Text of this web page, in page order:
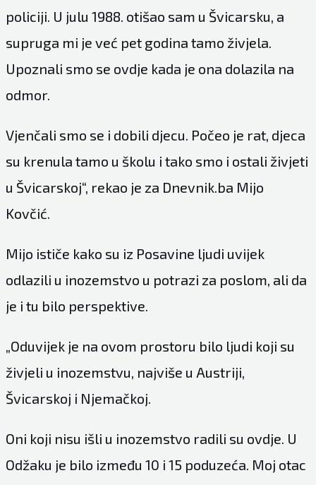
policiji. U julu 1988. otišao sam u Švicarsku, a
supruga mi je već pet godina tamo živjela.
Upoznali smo se ovdje kada je ona dolazila na
odmor.
Vjenčali smo se i dobili djecu. Počeo je rat, djeca
su krenula tamo u školu i tako smo i ostali živjeti
u Švicarskoj“, rekao je za Dnevnik.ba Mijo
Kovčić.
Mijo ističe kako su iz Posavine ljudi uvijek
odlazili u inozemstvo u potrazi za poslom, ali da
je i tu bilo perspektive.
„Oduvijek je na ovom prostoru bilo ljudi koji su
živjeli u inozemstvu, najviše u Austriji,
Švicarskoj i Njemačkoj.
Oni koji nisu išli u inozemstvo radili su ovdje. U
Odžaku je bilo između 10 i 15 poduzeća. Moj otac